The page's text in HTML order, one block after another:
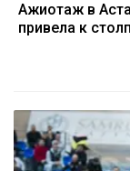
Ажиотаж в
привела к